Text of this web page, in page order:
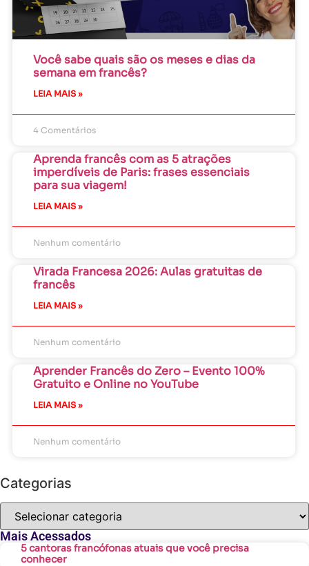
Você sabe quais são os meses e dias da
semana em francês?
LEIA MAIS »
4 Comentários
Aprenda francês com as 5 atrações
imperdíveis de Paris: frases essenciais
para sua viagem!
LEIA MAIS »
Nenhum comentário
Virada Francesa 2026: Aulas gratuitas de
francês
LEIA MAIS »
Nenhum comentário
Aprender Francês do Zero – Evento 100%
Gratuito e Online no YouTube
LEIA MAIS »
Nenhum comentário
Categorias
Mais Acessados
5 cantoras francófonas atuais que você precisa
conhecer